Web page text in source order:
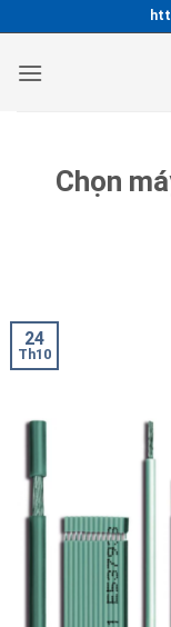
qua
nội
Chọn
24
Th10